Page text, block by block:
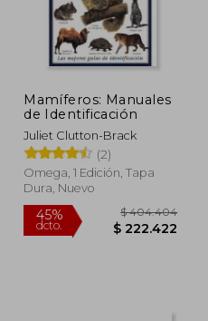
45%
Mamíferos: Manuales
de Identificación
Juliet Clutton-Brack
(2)
Omega, 1 Edición, Tapa
Dura, Nuevo